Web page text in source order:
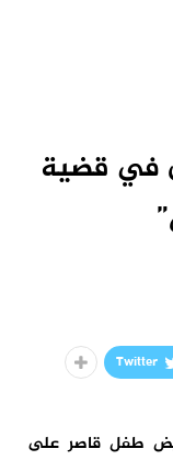
في قضية
Twitter
طفل قاصر على